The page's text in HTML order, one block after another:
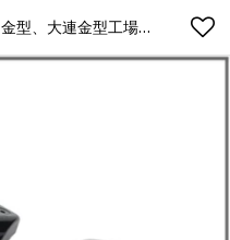
高精度プロのプラスチック金型、大連金型工場が成型射出成形、ダイキャスト金型の加工